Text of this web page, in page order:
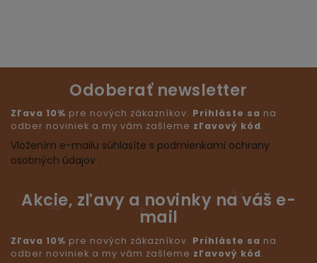
Odoberať newsletter
Zľava 10% pre nových zákazníkov. Prihláste sa na
odber noviniek a my vám zašleme zľavový kód.
Vložením e-mailu súhlasíte s podmienkami ochrany
osobných údajov .
Akcie, zľavy a novinky na váš e-
mail
Zľava 10% pre nových zákazníkov. Prihláste sa na
odber noviniek a my vám zašleme zľavový kód.